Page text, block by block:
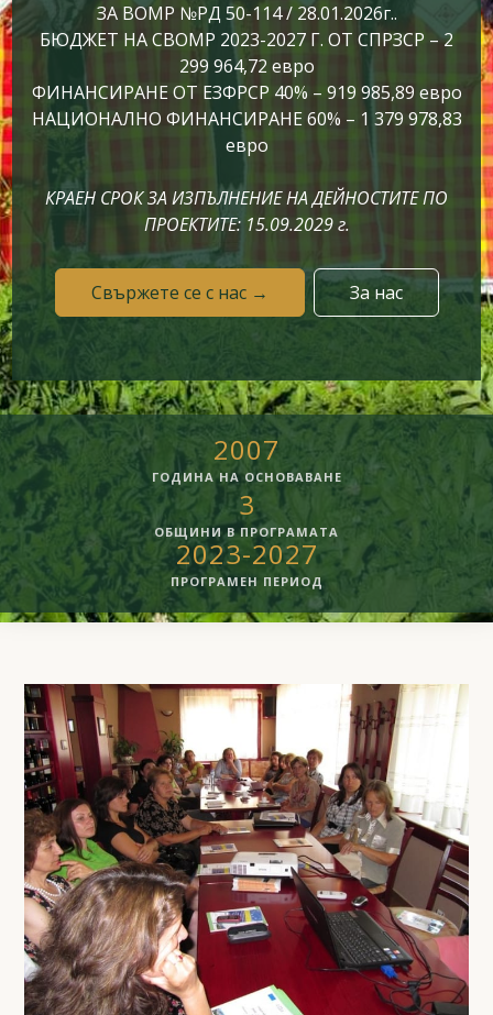
ЗА ВОМР №РД 50-114 / 28.01.2026г..
БЮДЖЕТ НА СВОМР 2023-2027 Г. ОТ СПРЗСР – 2
299 964,72 евро
ФИНАНСИРАНЕ ОТ ЕЗФРСР 40% – 919 985,89 евро
НАЦИОНАЛНО ФИНАНСИРАНЕ 60% – 1 379 978,83
евро
КРАЕН СРОК ЗА ИЗПЪЛНЕНИЕ НА ДЕЙНОСТИТЕ ПО
ПРОЕКТИТЕ: 15.09.2029 г.
Свържете се с нас → За нас
2007
ГОДИНА НА ОСНОВАВАНЕ
3
ОБЩИНИ В ПРОГРАМАТА
2023-2027
ПРОГРАМЕН ПЕРИОД